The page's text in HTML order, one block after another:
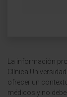
La información
Clínica
ofrecer un
médicos y no